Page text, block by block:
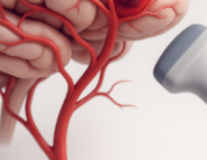
INNO-KOM. Auf dem
2025 am 5. Juni
das Bundesministerium
eine gute Nachricht: